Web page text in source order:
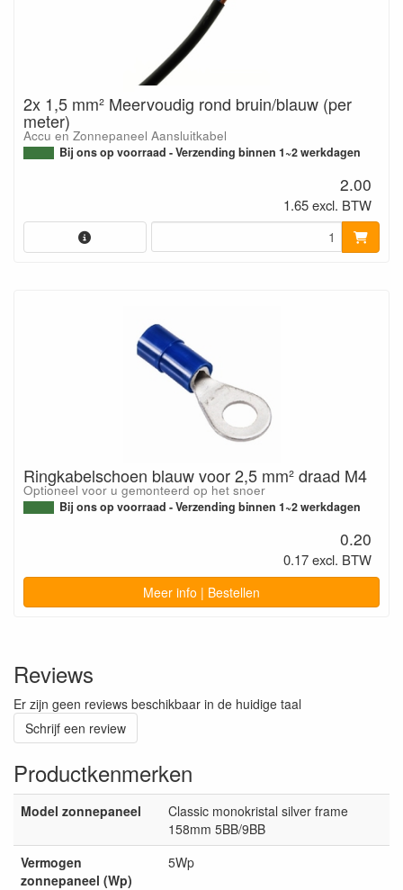
2x 1,5 mm² Meervoudig rond bruin/blauw (per
meter)
Accu en Zonnepaneel Aansluitkabel
Bij ons op voorraad - Verzending binnen 1~2 werkdagen
2.00
1.65 excl. BTW
Ringkabelschoen blauw voor 2,5 mm² draad M4
Optioneel voor u gemonteerd op het snoer
Bij ons op voorraad - Verzending binnen 1~2 werkdagen
0.20
0.17 excl. BTW
Meer info | Bestellen
Reviews
Er zijn geen reviews beschikbaar in de huidige taal
Schrijf een review
Productkenmerken
Model zonnepaneel
Classic monokristal silver frame
158mm 5BB/9BB
Vermogen
zonnepaneel (Wp)
5Wp